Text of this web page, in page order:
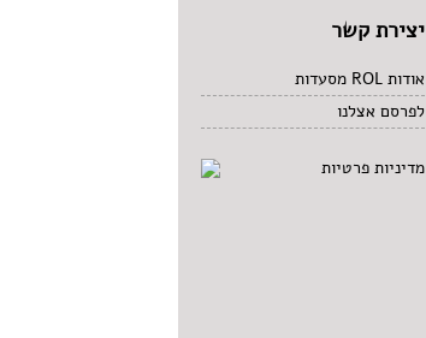
יצירת קשר
אודות ROL מסעדות
לפרסם אצלנו
מדיניות פרטיות